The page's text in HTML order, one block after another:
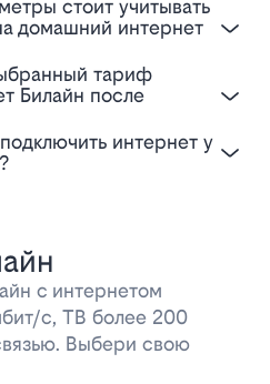
домашний интернет
Билайн после
с интернетом
с, ТВ более 200
Выбери свою